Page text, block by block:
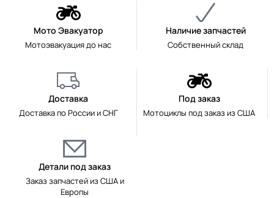
Мото Эвакуатор
Мотоэвакуация до нас
Наличие запчастей
Собственный склад
Доставка
Доставка по России и СНГ
Под заказ
Мотоциклы под заказ из США
Детали под заказ
Заказ запчастей из США и
Европы